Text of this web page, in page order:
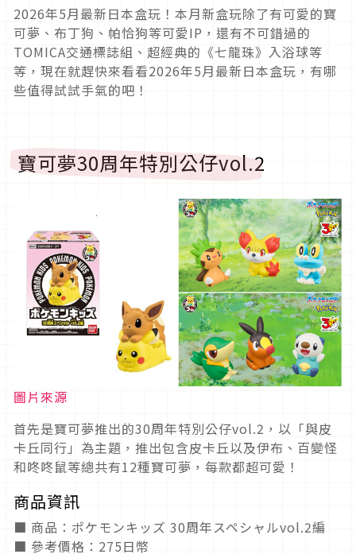
2026年5月最新日本盒玩！本月新盒玩除了有可愛的寶
可夢、布丁狗、帕恰狗等可愛IP，還有不可錯過的
TOMICA交通標誌組、超經典的《七龍珠》入浴球等
等，現在就趕快來看看2026年5月最新日本盒玩，有哪
些值得試試手氣的吧！
寶可夢30周年特別公仔vol.2
圖片來源
首先是寶可夢推出的30周年特別公仔vol.2，以「與皮
卡丘同行」為主題，推出包含皮卡丘以及伊布、百變怪
和咚咚鼠等總共有12種寶可夢，每款都超可愛！
商品資訊
■ 商品：ポケモンキッズ 30周年スペシャルvol.2編
■ 參考價格：275日幣